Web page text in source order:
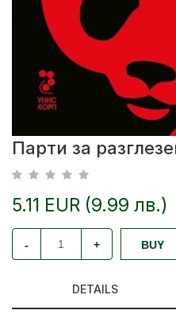
Парти за
5.11 EUR (9.99 лв.)
- + BUY
DETAILS